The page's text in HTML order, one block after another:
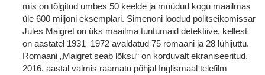
mis on tõlgitud umbes 50 keelde ja müüdud kogu maailmas
üle 600 miljoni eksemplari. Simenoni loodud politseikomissar
Jules Maigret on üks maailma tuntumaid detektiive, kellest
on aastatel 1931–1972 avaldatud 75 romaani ja 28 lühijuttu.
Romaani „Maigret seab lõksu“ on korduvalt ekraniseeritud.
2016. aastal valmis raamatu põhjal Inglismaal telefilm